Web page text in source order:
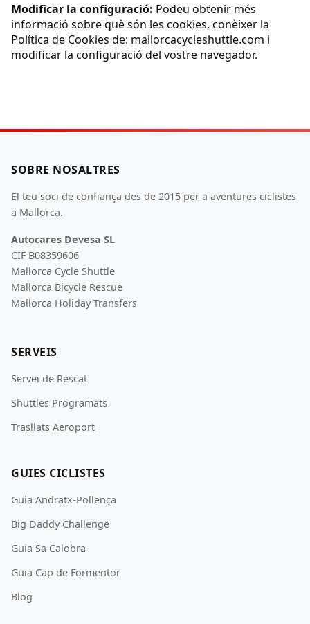
Modificar la configuració: Podeu obtenir més
informació sobre què són les cookies, conèixer la
Política de Cookies de: mallorcacycleshuttle.com i
modificar la configuració del vostre navegador.
SOBRE NOSALTRES
El teu soci de confiança des de 2015 per a aventures ciclistes
a Mallorca.
Autocares Devesa SL
CIF B08359606
Mallorca Cycle Shuttle
Mallorca Bicycle Rescue
Mallorca Holiday Transfers
SERVEIS
Servei de Rescat
Shuttles Programats
Trasllats Aeroport
GUIES CICLISTES
Guia Andratx-Pollença
Big Daddy Challenge
Guia Sa Calobra
Guia Cap de Formentor
Blog